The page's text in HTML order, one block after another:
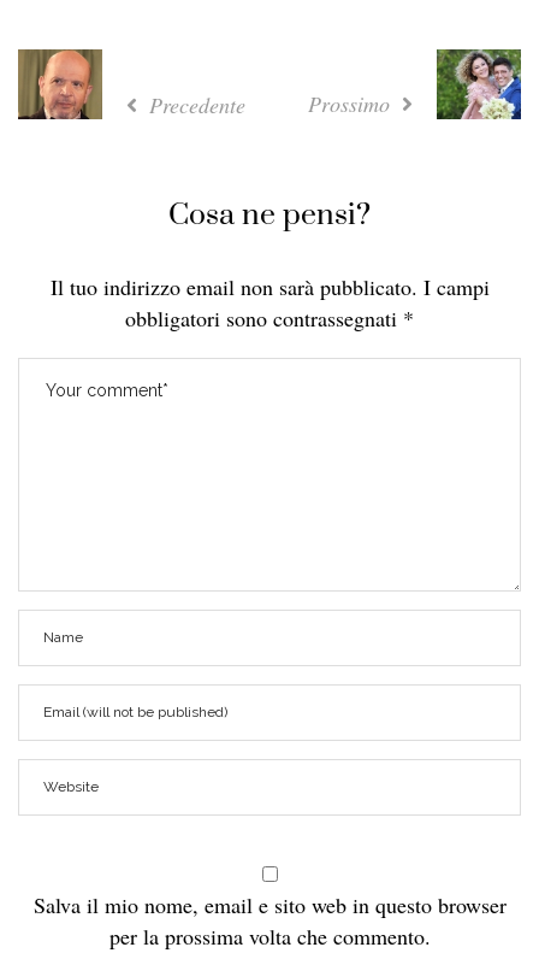
Precedente Prossimo
Cosa ne pensi?
Il tuo indirizzo email non sarà pubblicato. I campi
obbligatori sono contrassegnati *
Salva il mio nome, email e sito web in questo browser
per la prossima volta che commento.